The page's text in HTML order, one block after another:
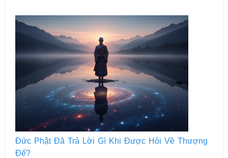
Đức Phật Đã Trả Lời Gì Khi Được Hỏi Về Thượng
Đế?